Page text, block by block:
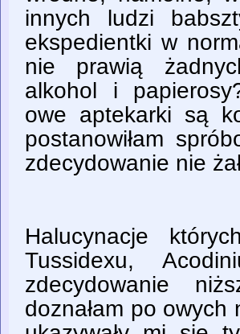
innych ludzi
ekspedientki w
nie prawią
alkohol i
owe aptekarki są
postanowiłam
zdecydowanie nie
Halucynacje
Tussidexu,
zdecydowanie
doznałam po